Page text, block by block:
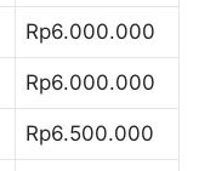
Rp6.000.000
Rp6.000.000
Rp6.500.000